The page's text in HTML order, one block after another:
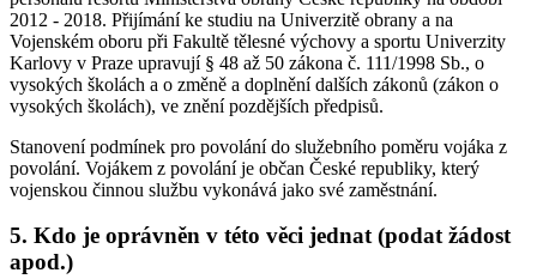
2012 - 2018. Přijímání ke studiu na Univerzitě obrany a na
Vojenském oboru při Fakultě tělesné výchovy a sportu Univerzity
Karlovy v Praze upravují § 48 až 50 zákona č. 111/1998 Sb., o
vysokých školách a o změně a doplnění dalších zákonů (zákon o
vysokých školách), ve znění pozdějších předpisů.
Stanovení podmínek pro povolání do služebního poměru vojáka z
povolání. Vojákem z povolání je občan České republiky, který
vojenskou činnou službu vykonává jako své zaměstnání.
5. Kdo je oprávněn v této věci jednat (podat žádost
apod.)